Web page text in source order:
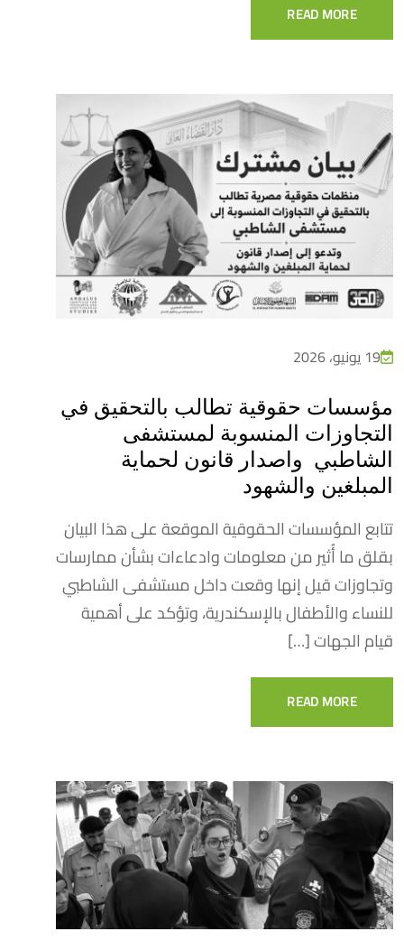
READ MORE
19 يونيو، 2026
مؤسسات حقوقية تطالب بالتحقيق في
التجاوزات المنسوبة لمستشفى
الشاطبي واصدار قانون لحماية
المبلغين والشهود
تتابع المؤسسات الحقوقية الموقعة على هذا البيان
بقلق ما أُثير من معلومات وادعاءات بشأن ممارسات
وتجاوزات قيل إنها وقعت داخل مستشفى الشاطبي
للنساء والأطفال بالإسكندرية، وتؤكد على أهمية
قيام الجهات […]
READ MORE